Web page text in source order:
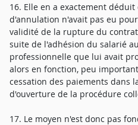
16. Elle en a exactement
d'annulation n'avait pas eu
validité de la rupture du
suite de l'adhésion du salarié
professionnelle que lui avait
alors en fonction, peu
cessation des paiements dans
d'ouverture de la procédure
17. Le moyen n'est donc pas